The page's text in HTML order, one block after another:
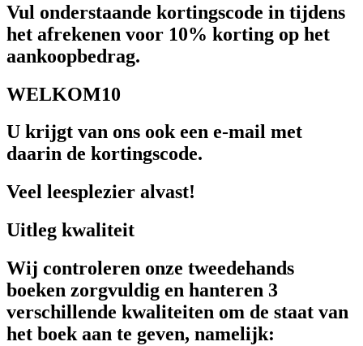
Vul onderstaande kortingscode in tijdens
het afrekenen voor 10% korting op het
aankoopbedrag.
WELKOM10
U krijgt van ons ook een e-mail met
daarin de kortingscode.
Veel leesplezier alvast!
Uitleg kwaliteit
Wij controleren onze tweedehands
boeken zorgvuldig en hanteren 3
verschillende kwaliteiten om de staat van
het boek aan te geven, namelijk: